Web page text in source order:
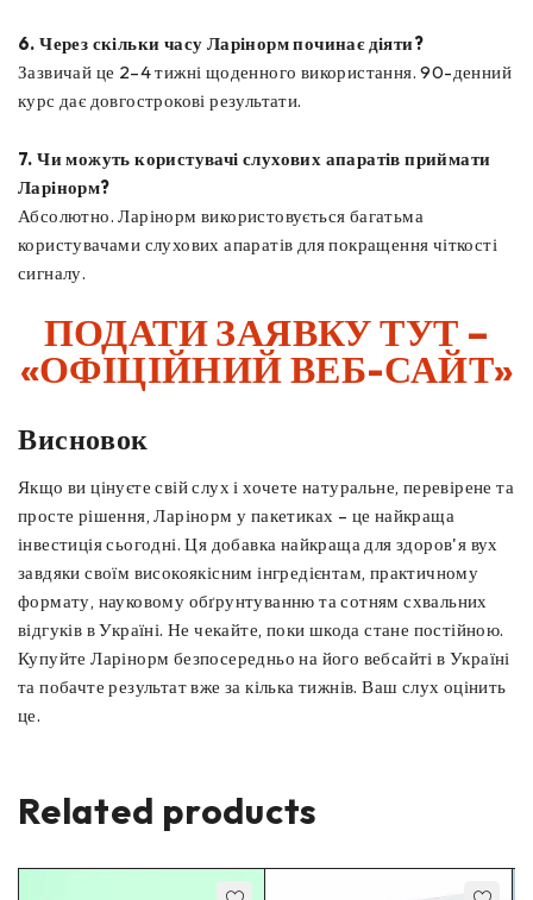
6. Через скільки часу Ларінорм починає діяти?
Зазвичай це 2–4 тижні щоденного використання. 90-денний
курс дає довгострокові результати.
7. Чи можуть користувачі слухових апаратів приймати
Ларінорм?
Абсолютно. Ларінорм використовується багатьма
користувачами слухових апаратів для покращення чіткості
сигналу.
ПОДАТИ ЗАЯВКУ ТУТ –
«ОФІЦІЙНИЙ ВЕБ-САЙТ»
Висновок
Якщо ви цінуєте свій слух і хочете натуральне, перевірене та
просте рішення, Ларінорм у пакетиках – це найкраща
інвестиція сьогодні. Ця добавка найкраща для здоров'я вух
завдяки своїм високоякісним інгредієнтам, практичному
формату, науковому обґрунтуванню та сотням схвальних
відгуків в Україні. Не чекайте, поки шкода стане постійною.
Купуйте Ларінорм безпосередньо на його вебсайті в Україні
та побачте результат вже за кілька тижнів. Ваш слух оцінить
це.
Related products